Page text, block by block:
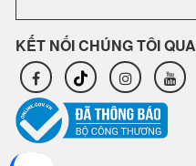
KẾT NỐI CHÚNG TÔI QUA